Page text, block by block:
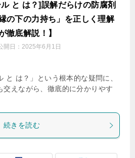
と は？]誤解だらけの防腐剤
の下の力持ち」を正しく理解
徹底解説！】
開日： 2025年6月1日
と は？」という根本的な疑問に、
交えながら、徹底的に分かりやす
続きを読む